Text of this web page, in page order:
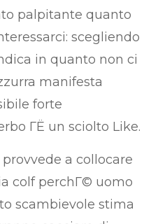
palpitante quanto
scegliendo
in quanto non ci
manifesta
forte
ГЁ un sciolto Like.
a collocare
colf perchГ© uomo
scambievole stima